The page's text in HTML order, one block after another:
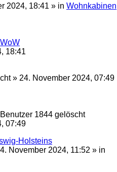
2024, 18:41 » in Wohnkabinen
WoW
18:41
» 24. November 2024, 07:49
Benutzer 1844 gelöscht
07:49
Holsteins
November 2024, 11:52 » in